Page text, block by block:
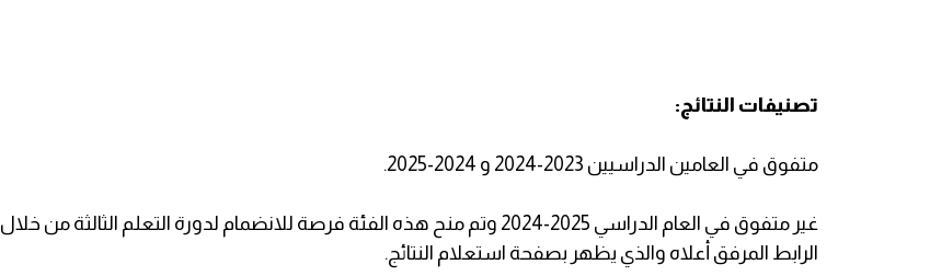
تصنيفات النتائج:
متفوق في العامين الدراسيين 2023-2024 و 2024-2025.
غير متفوق في العام الدراسي 2025-2024 وتم منح هذه الفئة فرصة للانضمام لدورة التعلم الثالثة من خلال
الرابط المرفق أعلاه والذي يظهر بصفحة استعلام النتائج.